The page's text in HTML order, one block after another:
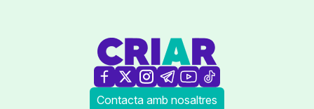
Contacta amb nosaltres